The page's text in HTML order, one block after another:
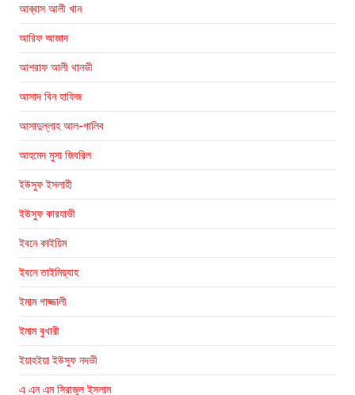
আব্বাস আলী খান
আরিফ আজাদ
আশরাফ আলী থানভী
আসাদ বিন হাফিজ
আসাদুল্লাহ আল-গালিব
আহমেদ মুসা জিবরিল
ইউসুফ ইসলাহী
ইউসুফ কারযাভী
ইবনে কাইয়িম
ইবনে তাইমিয়্যাহ
ইমাম গাজ্জালী
ইমাম বুখারী
ইয়াহইয়া ইউসুফ নদভী
এ এন এম সিরাজুল ইসলাম